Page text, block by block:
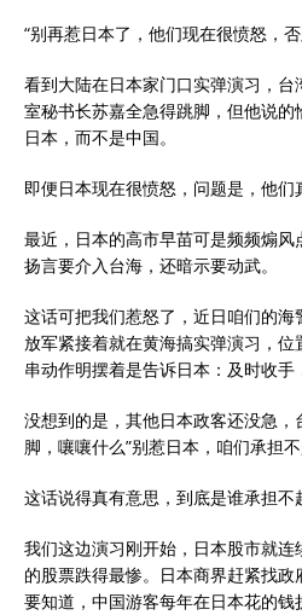
“别再惹日本了，他们现在很愤怒，
看到大陆在日本家门口实弹演习，
室秘书长苏嘉全急得跳脚，但他说
日本，而不是中国。
即便日本现在很愤怒，问题是，他们
最近，日本的高市早苗可是频频煽风
扬言要介入台海，还暗示要动武。
这话可把我们惹怒了，近日咱们的
放军紧接着就在黄海搞实弹演习，
串动作明摆着是告诉日本：及时收手
没想到的是，其他日本政客还没急
脚，嚷嚷什么”别惹日本，咱们承担不
这话说得真有意思，到底是谁承担不
我们这边演习刚开始，日本股市就
的股票跌得最惨。日本商界赶紧找政
要知道，中国游客每年在日本花的